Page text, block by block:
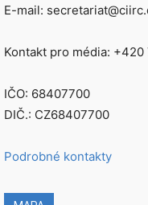
E-mail:
Kontakt pro média:
IČO: 68407700
DIČ.: CZ68407700
Podrobné kontakty